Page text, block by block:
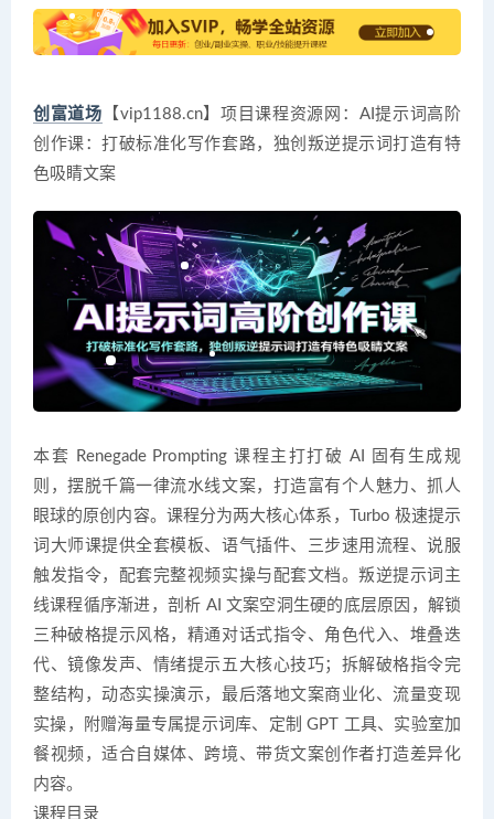
创富道场 【vip1188.cn】项目课程资源网：AI提示词高阶
创作课：打破标准化写作套路，独创叛逆提示词打造有特
色吸睛文案
本套 Renegade Prompting 课程主打打破 AI 固有生成规
则，摆脱千篇一律流水线文案，打造富有个人魅力、抓人
眼球的原创内容。课程分为两大核心体系，Turbo 极速提示
词大师课提供全套模板、语气插件、三步速用流程、说服
触发指令，配套完整视频实操与配套文档。叛逆提示词主
线课程循序渐进，剖析 AI 文案空洞生硬的底层原因，解锁
三种破格提示风格，精通对话式指令、角色代入、堆叠迭
代、镜像发声、情绪提示五大核心技巧；拆解破格指令完
整结构，动态实操演示，最后落地文案商业化、流量变现
实操，附赠海量专属提示词库、定制 GPT 工具、实验室加
餐视频，适合自媒体、跨境、带货文案创作者打造差异化
内容。
课程目录